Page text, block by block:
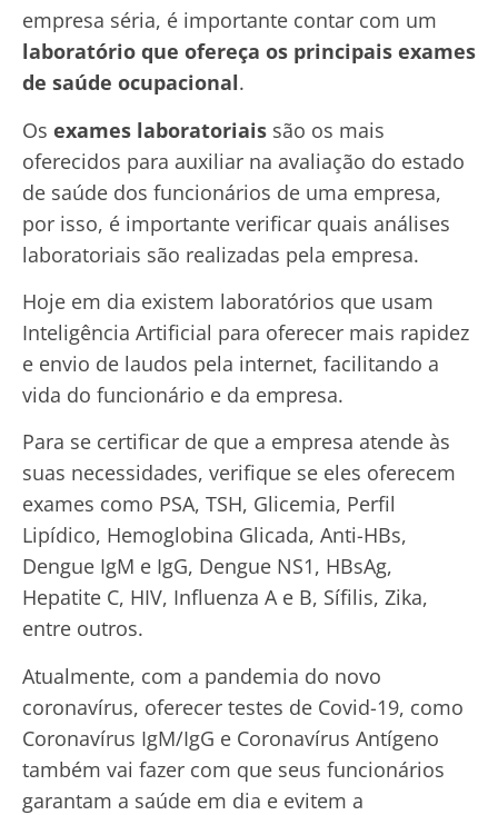
empresa séria, é importante contar com um
laboratório que ofereça os principais exames
de saúde ocupacional.
Os exames laboratoriais são os mais
oferecidos para auxiliar na avaliação do estado
de saúde dos funcionários de uma empresa,
por isso, é importante verificar quais análises
laboratoriais são realizadas pela empresa.
Hoje em dia existem laboratórios que usam
Inteligência Artificial para oferecer mais rapidez
e envio de laudos pela internet, facilitando a
vida do funcionário e da empresa.
Para se certificar de que a empresa atende às
suas necessidades, verifique se eles oferecem
exames como PSA, TSH, Glicemia, Perfil
Lipídico, Hemoglobina Glicada, Anti-HBs,
Dengue IgM e IgG, Dengue NS1, HBsAg,
Hepatite C, HIV, Influenza A e B, Sífilis, Zika,
entre outros.
Atualmente, com a pandemia do novo
coronavírus, oferecer testes de Covid-19, como
Coronavírus IgM/IgG e Coronavírus Antígeno
também vai fazer com que seus funcionários
garantam a saúde em dia e evitem a